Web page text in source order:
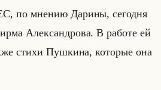
по мне­нию Да­ри­ны, се­год­ня
Алек­сан­дро­ва. В ра­бо­те ей
стихи Пуш­ки­на, ко­то­рые она